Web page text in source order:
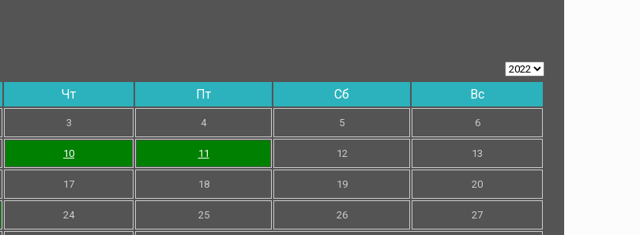
Чт Пт Сб Вс
3 4 5 6
10 11 12 13
17 18 19 20
24 25 26 27